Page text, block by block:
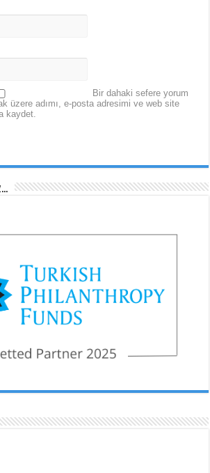
Bir dahaki sefere yorum
üzere adımı, e-posta adresimi ve web site
kaydet.